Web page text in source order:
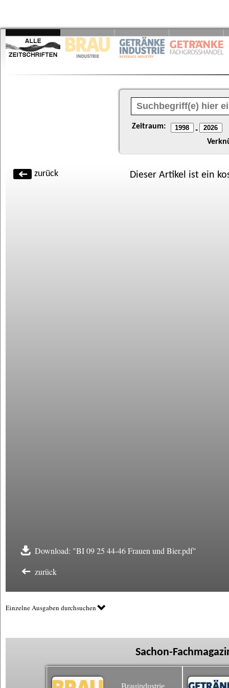
Zeitraum: -
zurück Dieser Artikel ist ein
Download: "BI 09 25 44-46 Frauen und Bier.pdf"
zurück
Einzelne Ausgaben durchsuchen
Sachon-
Brauindustrie